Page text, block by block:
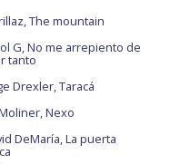
The mountain
G, No me arrepiento de
tanto
Drexler, Taracá
Nexo
DeMaría, La puerta